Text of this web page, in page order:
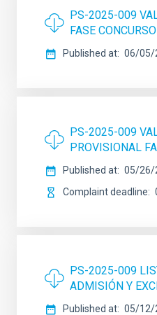
PS-2025-009
FASE CONCURSO
Published at 06/05/
PS-2025-009
PROVISIONAL
Published at
05/26/
Complaint deadline
PS-2025-009
ADMISIÓN Y
Published at
05/12/